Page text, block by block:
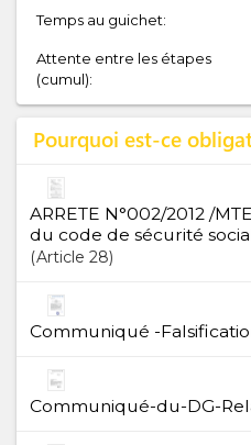
Temps au guichet:
Attente entre les étapes
(cumul):
Pourquoi est-ce
ARRETE N°002/2012 /
du code de sécurité
Article 28
Communiqué -
Communiqué-du-DG-